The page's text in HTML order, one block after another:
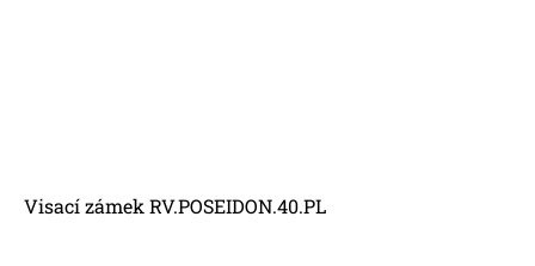
Visací zámek RV.POSEIDON.40.PL